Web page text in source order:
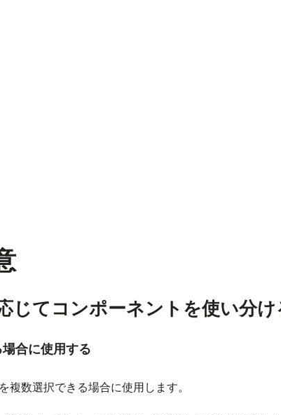
じてコンポーネントを使い分け
合に使用する
複数選択できる場合に使用します。